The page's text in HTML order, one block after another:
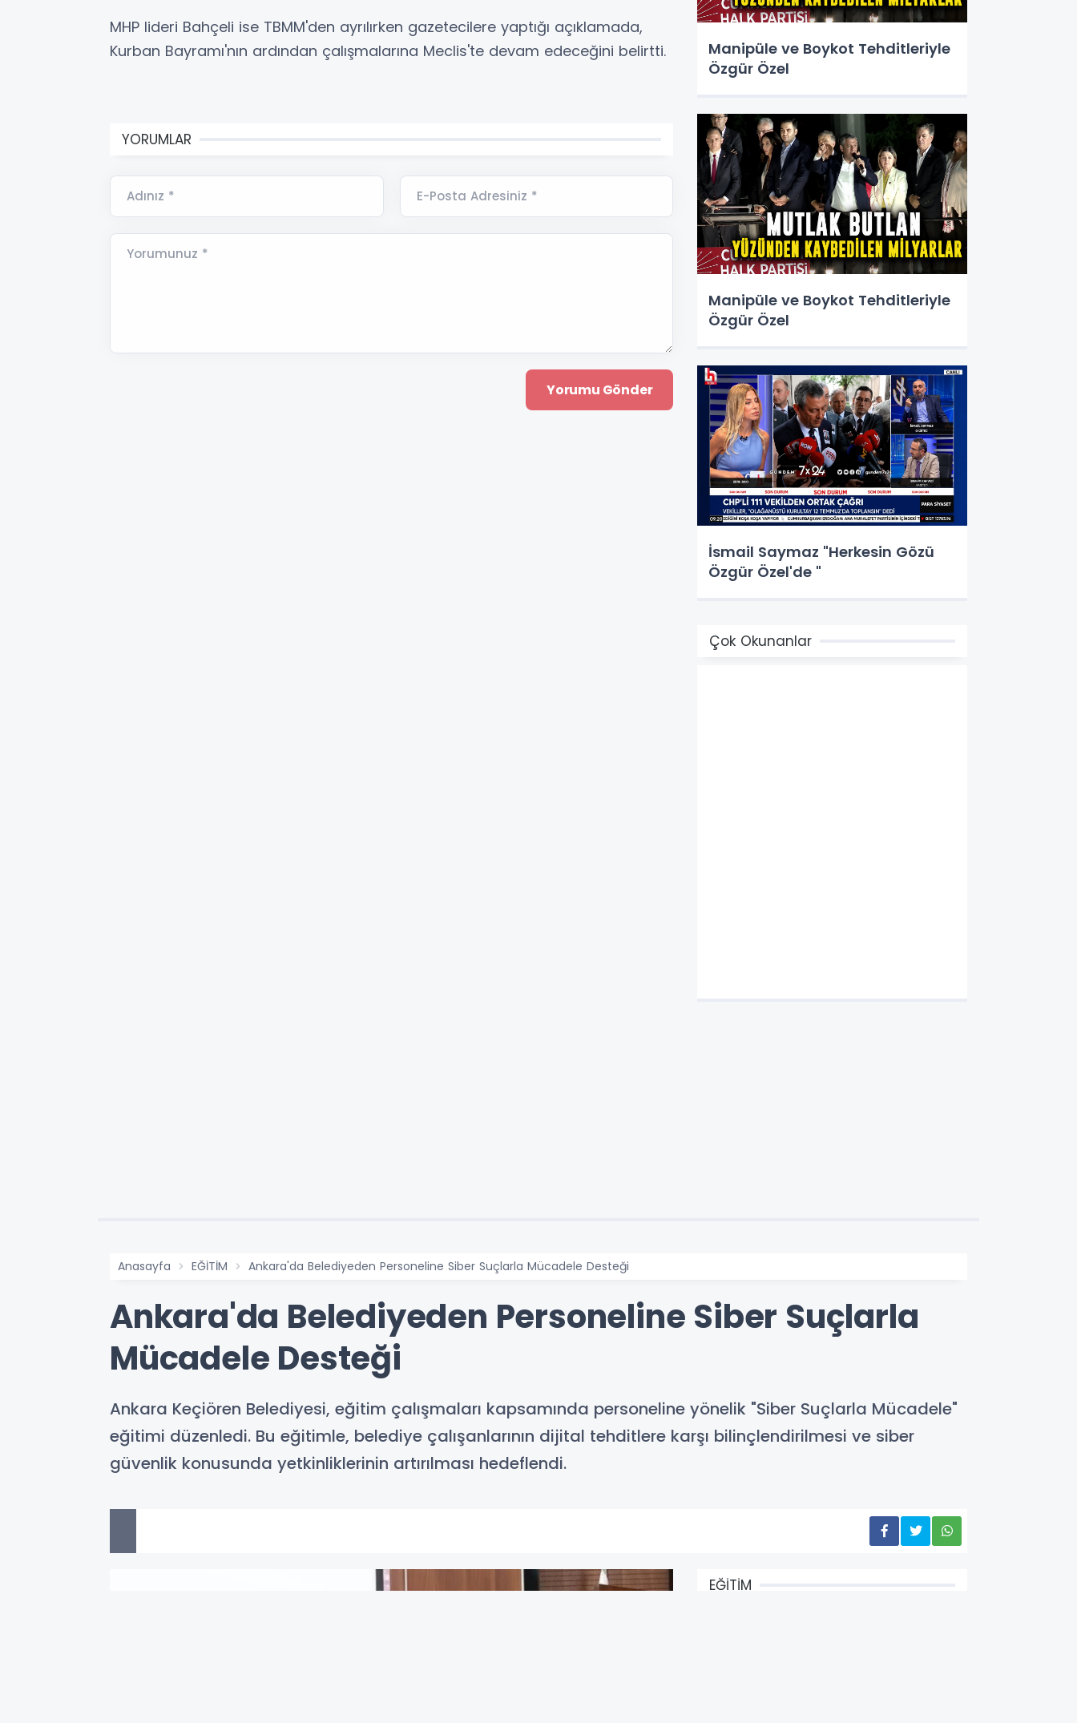
MHP lideri Bahçeli ise TBMM'den ayrılırken gazetecilere yaptığı açıklamada,
Kurban Bayramı'nın ardından çalışmalarına Meclis'te devam edeceğini belirtti.
YORUMLAR
Adınız * E-Posta Adresiniz *
Yorumunuz *
Manipüle ve Boykot Tehditleriyle
Özgür Özel
Manipüle ve Boykot Tehditleriyle
Özgür Özel
İsmail Saymaz "Herkesin Gözü
Özgür Özel'de "
Çok Okunanlar
Anasayfa EĞİTİM Ankara'da Belediyeden Personeline Siber Suçlarla Mücadele Desteği
Ankara'da Belediyeden Personeline Siber Suçlarla
Mücadele Desteği
Ankara Keçiören Belediyesi, eğitim çalışmaları kapsamında personeline yönelik "Siber Suçlarla Mücadele"
eğitimi düzenledi. Bu eğitimle, belediye çalışanlarının dijital tehditlere karşı bilinçlendirilmesi ve siber
güvenlik konusunda yetkinliklerinin artırılması hedeflendi.
EĞİTİM